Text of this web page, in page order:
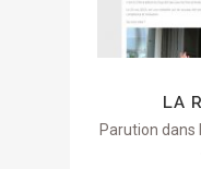
LA
Parution dans